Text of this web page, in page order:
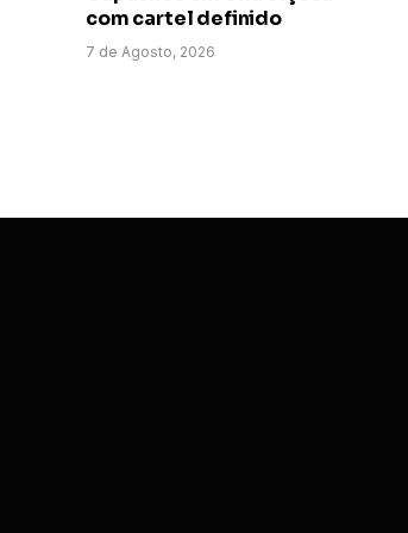
com cartel definido
7 de Agosto, 2026